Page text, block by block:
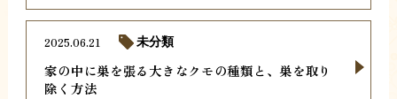
家の中に巣を張る大きなクモの種類と、巣を取り
除く方法
2025.06.21 未分類